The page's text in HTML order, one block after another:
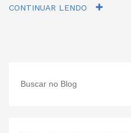
CONTINUAR LENDO